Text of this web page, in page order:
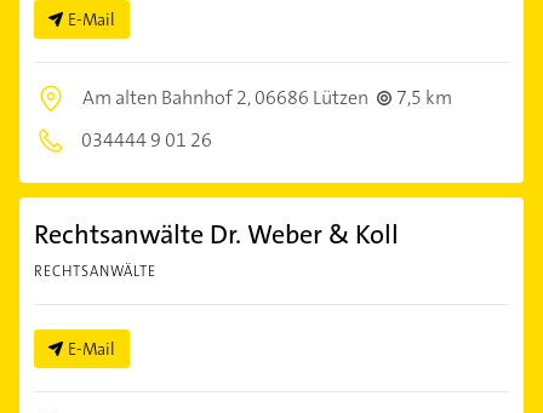
E-Mail
Am alten Bahnhof 2,06686 Lützen
7,5 km
034444 9 01 26
Rechtsanwälte Dr. Weber & Koll
RECHTSANWÄLTE
E-Mail